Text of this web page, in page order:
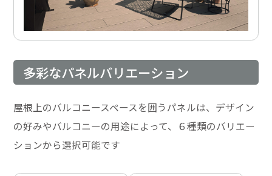
多彩なパネルバリエーション
屋根上のバルコニースペースを囲うパネルは、デザイン
の好みやバルコニーの用途によって、６種類のバリエー
ションから選択可能です